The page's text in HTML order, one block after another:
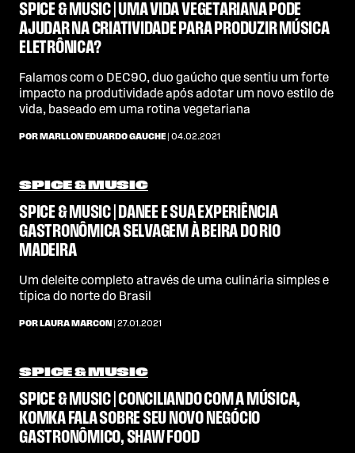
SPICE & MUSIC | UMA VIDA VEGETARIANA PODE
AJUDAR NA CRIATIVIDADE PARA PRODUZIR MÚSICA
ELETRÔNICA?
Falamos com o DEC90, duo gaúcho que sentiu um forte
impacto na produtividade após adotar um novo estilo de
vida, baseado em uma rotina vegetariana
POR MARLLON EDUARDO GAUCHE | 04.02.2021
SPICE & MUSIC
SPICE & MUSIC | DANEE E SUA EXPERIÊNCIA
GASTRONÔMICA SELVAGEM À BEIRA DO RIO
MADEIRA
Um deleite completo através de uma culinária simples e
típica do norte do Brasil
POR LAURA MARCON | 27.01.2021
SPICE & MUSIC
SPICE & MUSIC | CONCILIANDO COM A MÚSICA,
KOMKA FALA SOBRE SEU NOVO NEGÓCIO
GASTRONÔMICO, SHAW FOOD